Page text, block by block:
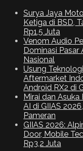
Surya Jaya
Ketiga di BSD,
Rp1,5 Juta
Venom Audio
Dominasi
Nasional
Usung
Aftermarket
Android RX2 di
Mirai dan
AI di GIIAS
Pameran
GIIAS 2026:
Door, Mobile
Rp3,2 Juta